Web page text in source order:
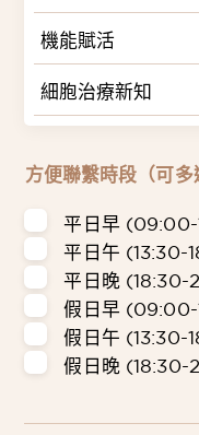
機能賦活
細胞治療新知
方便聯繫時段（可多
平日早
平日午 (13:30-
平日晚 (18:30-
假日早
假日午 (13:30-
假日晚 (18:30-